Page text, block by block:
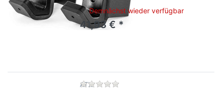
Demnächst wieder verfügbar
41,93 € *
ATX Zu diesem Produkt liegen